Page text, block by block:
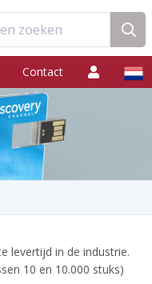
zoeken
Contact
levertijd in de industrie.
10 en 10.000 stuks)